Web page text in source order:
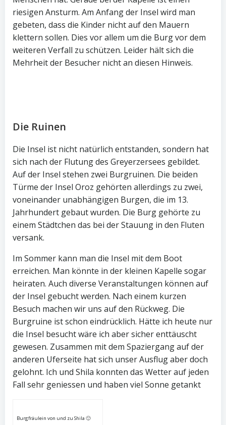
riesigen Ansturm. Am Anfang der Insel wird man
gebeten, dass die Kinder nicht auf den Mauern
klettern sollen. Dies vor allem um die Burg vor dem
weiteren Verfall zu schützen. Leider hält sich die
Mehrheit der Besucher nicht an diesen Hinweis.
Die Ruinen
Die Insel ist nicht natürlich entstanden, sondern hat
sich nach der Flutung des Greyerzersees gebildet.
Auf der Insel stehen zwei Burgruinen. Die beiden
Türme der Insel Oroz gehörten allerdings zu zwei,
voneinander unabhängigen Burgen, die im 13.
Jahrhundert gebaut wurden. Die Burg gehörte zu
einem Städtchen das bei der Stauung in den Fluten
versank.
Im Sommer kann man die Insel mit dem Boot
erreichen. Man könnte in der kleinen Kapelle sogar
heiraten. Auch diverse Veranstaltungen können auf
der Insel gebucht werden. Nach einem kurzen
Besuch machen wir uns auf den Rückweg. Die
Burgruine ist schon eindrücklich. Hätte ich heute nur
die Insel besucht wäre ich aber sicher enttäuscht
gewesen. Zusammen mit dem Spaziergang auf der
anderen Uferseite hat sich unser Ausflug aber doch
gelohnt. Ich und Shila konnten das Wetter auf jeden
Fall sehr geniessen und haben viel Sonne getankt
Burgfräulein von und zu Shila 🙂